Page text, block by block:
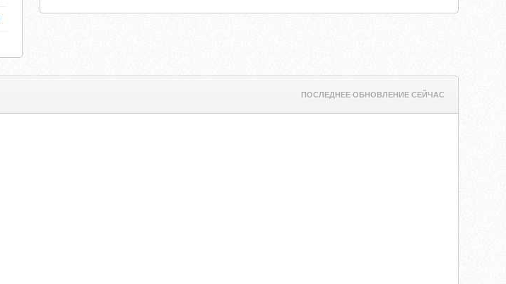
ПОСЛЕДНЕЕ ОБНОВЛЕНИЕ СЕЙЧАС